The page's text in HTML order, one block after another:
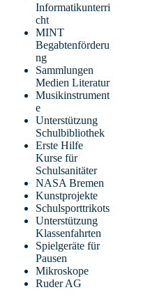
– StR’
Informatikunterri
cht
MINT
Begabtenförderu
ng
Sammlungen
Medien Literatur
Musikinstrument
e
Unterstützung
Schulbibliothek
Erste Hilfe
Kurse für
Schulsanitäter
NASA Bremen
Kunstprojekte
Schulsporttrikots
Unterstützung
Klassenfahrten
Spielgeräte für
Pausen
Mikroskope
Ruder AG